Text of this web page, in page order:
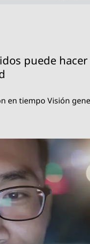
puede hacer
en tiempo Visión